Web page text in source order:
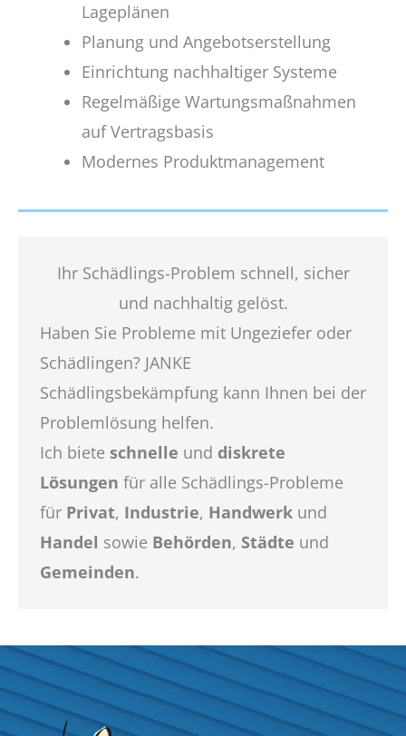
Lageplänen
Planung und Angebotserstellung
Einrichtung nachhaltiger Systeme
Regelmäßige Wartungsmaßnahmen
auf Vertragsbasis
Modernes Produktmanagement
Ihr Schädlings-Problem schnell, sicher
und nachhaltig gelöst.
Haben Sie Probleme mit Ungeziefer oder
Schädlingen? JANKE
Schädlingsbekämpfung kann Ihnen bei der
Problemlösung helfen.
Ich biete schnelle und diskrete
Lösungen für alle Schädlings-Probleme
für Privat, Industrie, Handwerk und
Handel sowie Behörden, Städte und
Gemeinden.